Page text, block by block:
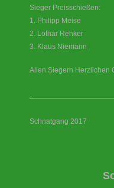
Sieger Preisschießen:
1. Philipp Meise
2. Lothar Rehker
3. Klaus Niemann
Allen Siegern Herzlichen
Schnatgang 2017